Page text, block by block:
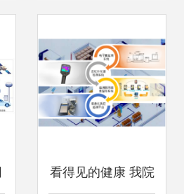
看得见的健康 我院